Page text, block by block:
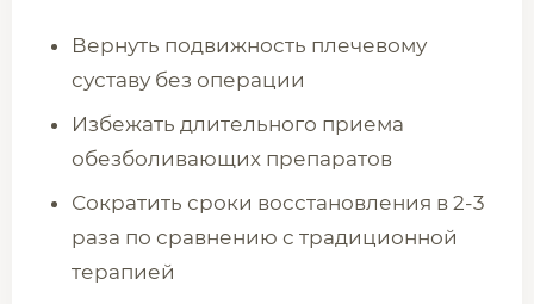
Вернуть подвижность плечевому
суставу без операции
Избежать длительного приема
обезболивающих препаратов
Сократить сроки восстановления в 2-3
раза по сравнению с традиционной
терапией